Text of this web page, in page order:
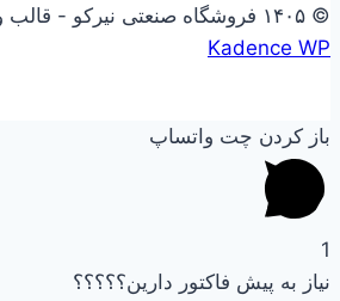
© ۱۴۰۵ فروشگاه صنعتی نیرکو - قالب وردپرس توسط
Kadence WP
باز کردن چت واتساپ
1
نیاز به پیش فاکتور دارین؟؟؟؟؟